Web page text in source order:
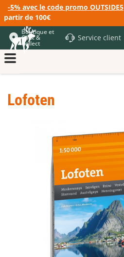
-5% avec le code promo OUTSIDE5
partir de 100€
Boutique et
Click &
Collect
Service client
Lofoten